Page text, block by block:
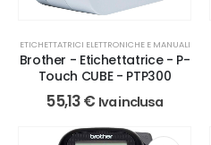
ETICHETTATRICI ELETTRONICHE E MANUALI
Brother - Etichettatrice - P-
Touch CUBE - PTP300
55,13€ Iva inclusa